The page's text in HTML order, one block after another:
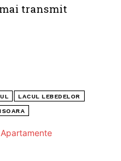
transmit
LACUL LEBEDELOR